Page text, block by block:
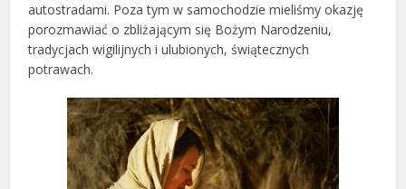
autostradami. Poza tym w samochodzie mieliśmy okazję
porozmawiać o zbliżającym się Bożym Narodzeniu,
tradycjach wigilijnych i ulubionych, świątecznych
potrawach.